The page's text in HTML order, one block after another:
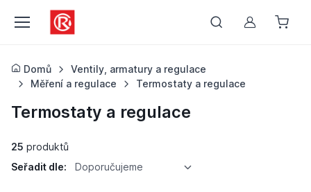
Můj účet
Domů
Ventily, armatury a regulace
Měření a regulace
Termostaty a regulace
Termostaty a regulace
25 produktů
Seřadit dle:
Doporučujeme